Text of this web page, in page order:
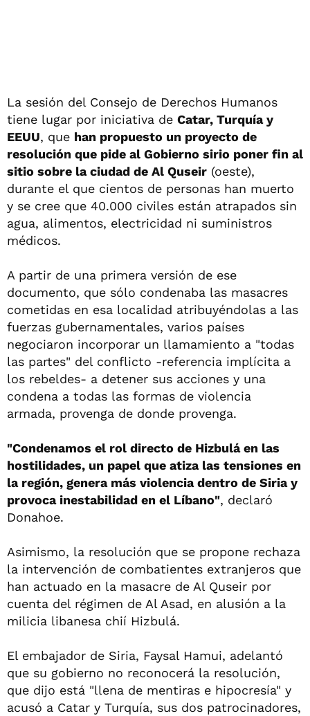
La sesión del Consejo de Derechos Humanos
tiene lugar por iniciativa de Catar, Turquía y
EEUU, que han propuesto un proyecto de
resolución que pide al Gobierno sirio poner fin al
sitio sobre la ciudad de Al Quseir (oeste),
durante el que cientos de personas han muerto
y se cree que 40.000 civiles están atrapados sin
agua, alimentos, electricidad ni suministros
médicos.
A partir de una primera versión de ese
documento, que sólo condenaba las masacres
cometidas en esa localidad atribuyéndolas a las
fuerzas gubernamentales, varios países
negociaron incorporar un llamamiento a "todas
las partes" del conflicto -referencia implícita a
los rebeldes- a detener sus acciones y una
condena a todas las formas de violencia
armada, provenga de donde provenga.
"Condenamos el rol directo de Hizbulá en las
hostilidades, un papel que atiza las tensiones en
la región, genera más violencia dentro de Siria y
provoca inestabilidad en el Líbano", declaró
Donahoe.
Asimismo, la resolución que se propone rechaza
la intervención de combatientes extranjeros que
han actuado en la masacre de Al Quseir por
cuenta del régimen de Al Asad, en alusión a la
milicia libanesa chií Hizbulá.
El embajador de Siria, Faysal Hamui, adelantó
que su gobierno no reconocerá la resolución,
que dijo está "llena de mentiras e hipocresía" y
acusó a Catar y Turquía, sus dos patrocinadores,